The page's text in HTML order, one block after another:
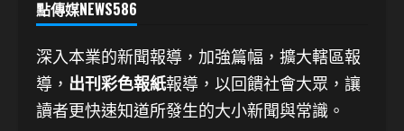
點傳媒NEWS586
深入本業的新聞報導，加強篇幅，擴大轄區報
導， 出刊彩色報紙報導，以回饋社會大眾，讓
讀者更快速知道所發生的大小新聞與常識。